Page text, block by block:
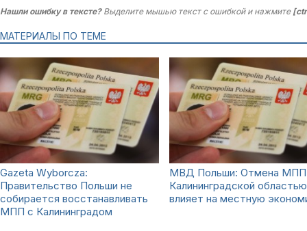
Нашли ошибку в тексте?Выделите мышью текст с ошибкой и нажмите
МАТЕРИАЛЫ ПО ТЕМЕ
Gazeta Wyborcza:
Правительство Польши не
собирается восстанавливать
МПП с Калининградом
МВД Польши: Отмена
Калининградской
влияет на местную